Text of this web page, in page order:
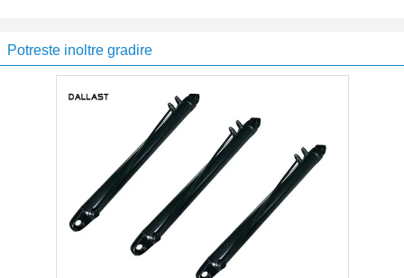
Potreste inoltre gradire